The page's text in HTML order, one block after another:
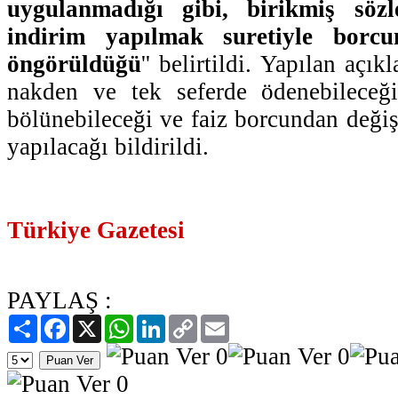
uygulanmadığı gibi, birikmiş
indirim yapılmak suretiyle borcun
öngörüldüğü'' belirtildi. Yapılan
nakden ve tek seferde
bölünebileceği ve faiz borcundan
yapılacağı bildirildi.
Türkiye Gazetesi
PAYLAŞ :
PaylaşFacebook
X WhatsAppLinkedIn
Copy
Link